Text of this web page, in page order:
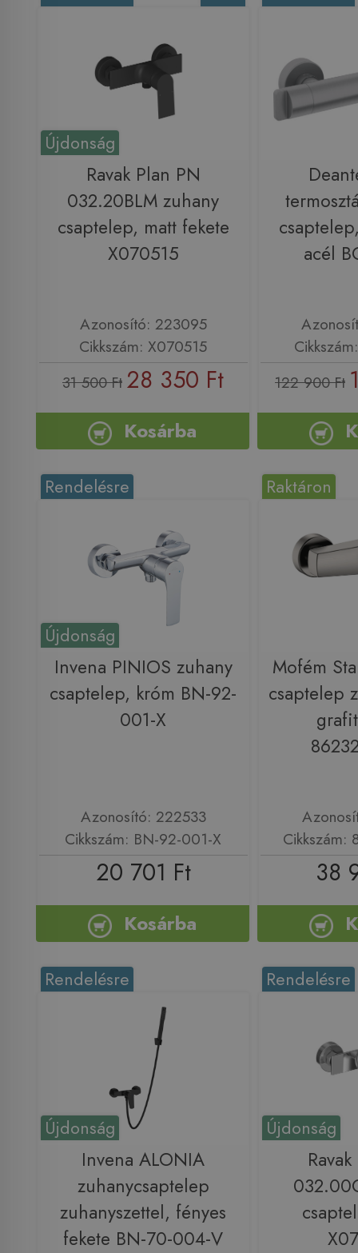
Újdonság
Ravak Plan PN
032.20BLM zuhany
csaptelep, matt fekete
X070515
Azonosító: 223095
Cikkszám: X070515
31 500 Ft 28 350 Ft
Kosárba
acél
122 900 Ft
Újdonság
Rendelésre
Invena PINIOS zuhany
csaptelep, króm BN-92-
001-X
Azonosító: 222533
Cikkszám: BN-92-001-X
20 701 Ft
Kosárba
Raktáron
Mofém
csaptelep
Cikkszám:
38
Újdonság
Rendelésre
Invena ALONIA
zuhanycsaptelep
zuhanyszettel, fényes
fekete BN-70-004-V
Újdonság
Rendelésre